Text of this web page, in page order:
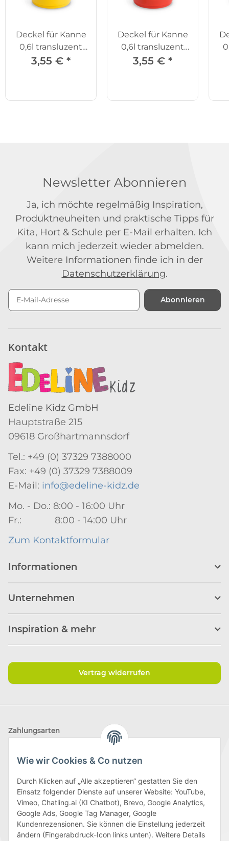
Wie wir Cookies & Co nutzen
Durch Klicken auf „Alle akzeptieren“ gestatten Sie den
Einsatz folgender Dienste auf unserer Website: YouTube,
Vimeo, Chatling.ai (KI Chatbot), Brevo, Google Analytics,
Google Ads, Google Tag Manager, Google
Kundenrezensionen. Sie können die Einstellung jederzeit
ändern (Fingerabdruck-Icon links unten). Weitere Details
Deckel für Kanne
0,6l transluzent
gelb PP
3,55 € *
Deckel für Kanne
0,6l transluzent
rot PP
3,55 € *
Newsletter Abonnieren
Ja, ich möchte regelmäßig Inspiration,
Produktneuheiten und praktische Tipps für
Kita, Hort & Schule per E-Mail erhalten. Ich
kann mich jederzeit wieder abmelden.
Weitere Informationen finde ich in der
Datenschutzerklärung.
Abonnieren
Kontakt
Edeline Kidz GmbH
Hauptstraße 215
09618 Großhartmannsdorf
Tel.: +49 (0) 37329 7388000
Fax: +49 (0) 37329 7388009
E-Mail: info@edeline-kidz.de
Mo. - Do.: 8:00 - 16:00 Uhr
Fr.: 8:00 - 14:00 Uhr
Zum Kontaktformular
Informationen
Unternehmen
Inspiration & mehr
Vertrag widerrufen
Zahlungsarten
Wir versenden mit